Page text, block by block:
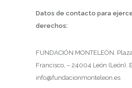
Datos de contacto para
derechos:
FUNDACIÓN MONTELEÓN.
Francisco, – 24004 León (León).
info@fundacionmonteleon.es